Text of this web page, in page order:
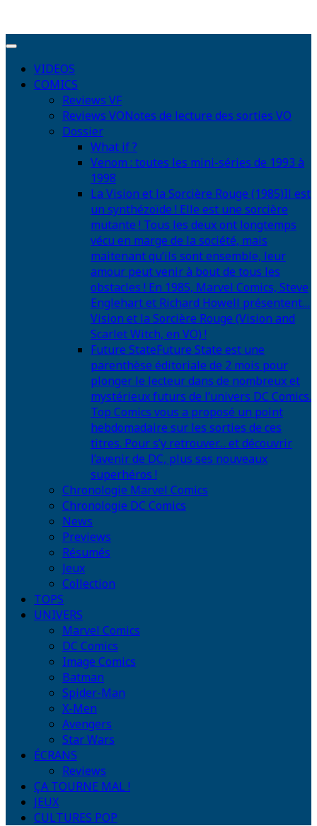
VIDEOS
COMICS
Reviews VF
Reviews VONotes de lecture des sorties VO
Dossier
What if ?
Venom : toutes les mini-séries de 1993 à
1998
La Vision et la Sorcière Rouge (1985)Il est
un synthézoïde ! Elle est une sorcière
mutante ! Tous les deux ont longtemps
vécu en marge de la société, mais
maitenant qu’ils sont ensemble, leur
amour peut venir à bout de tous les
obstacles ! En 1985, Marvel Comics, Steve
Englehart et Richard Howell présentent…
Vision et la Sorcière Rouge (Vision and
Scarlet Witch, en VO) !
Future StateFuture State est une
parenthèse éditoriale de 2 mois pour
plonger le lecteur dans de nombreux et
mystérieux futurs de l’univers DC Comics.
Top Comics vous a proposé un point
hebdomadaire sur les sorties de ces
titres. Pour s’y retrouver… et découvrir
l’avenir de DC, plus ses nouveaux
superhéros !
Chronologie Marvel Comics
Chronologie DC Comics
News
Previews
Résumés
Jeux
Collection
TOPS
UNIVERS
Marvel Comics
DC Comics
Image Comics
Batman
Spider-Man
X-Men
Avengers
Star Wars
ÉCRANS
Reviews
ÇA TOURNE MAL !
JEUX
CULTURES POP